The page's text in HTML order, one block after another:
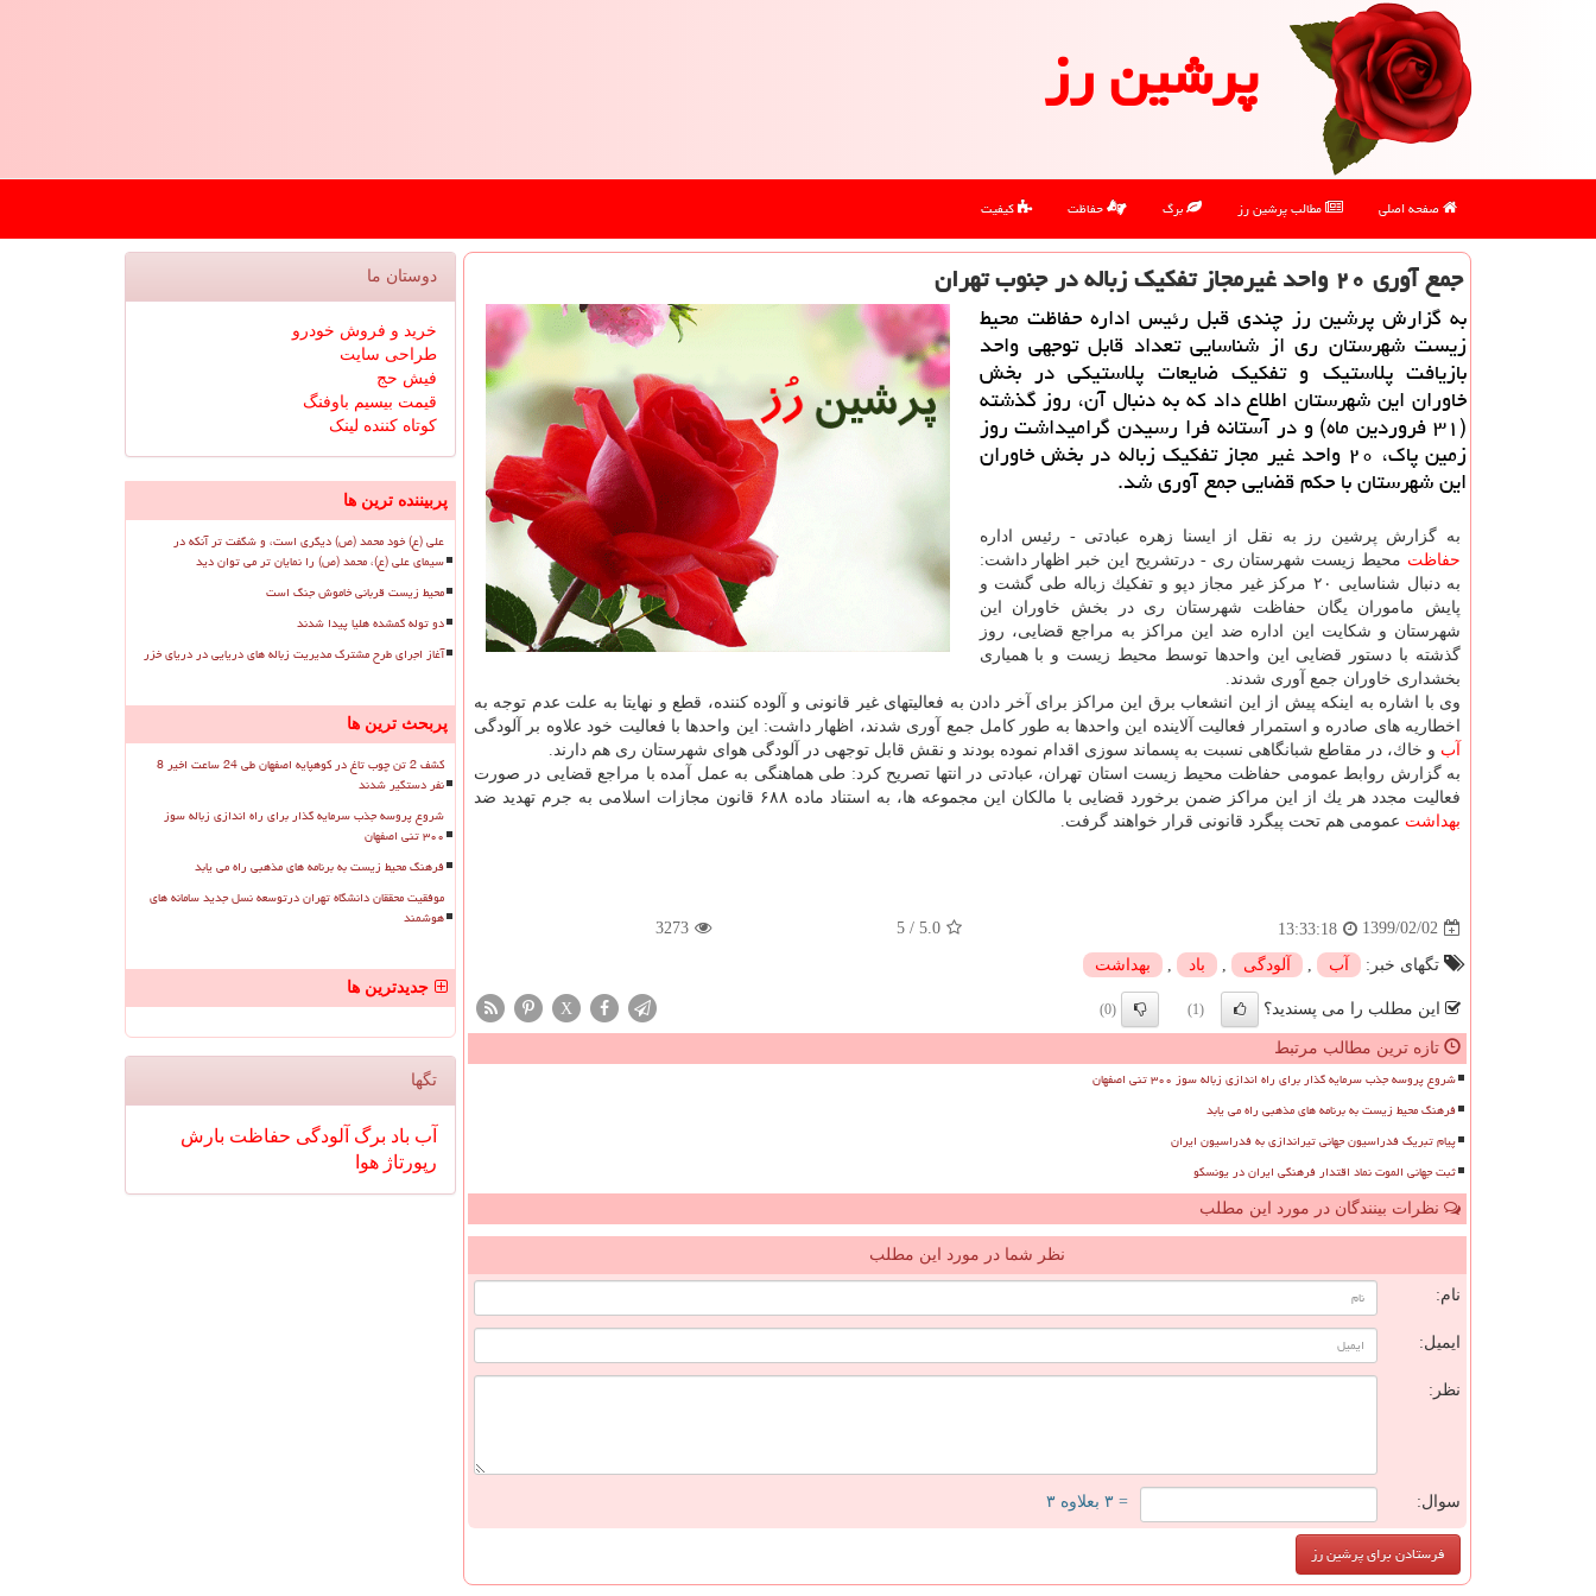
پرشین رز
صفحه اصلی مطالب پرشین رز برگ حفاظت کیفیت
جمع آوری ۲۰ واحد غیرمجاز تفكیك زباله در جنوب تهران
به گزارش پرشین رز چندی قبل رئیس اداره حفاظت محیط
زیست شهرستان ری از شناسایی تعداد قابل توجهی واحد
بازیافت پلاستیك و تفكیك ضایعات پلاستیكی در بخش
خاوران این شهرستان اطلاع داد كه به دنبال آن، روز گذشته
(۳۱ فروردین ماه) و در آستانه فرا رسیدن گرامیداشت روز
زمین پاك، ۲۰ واحد غیر مجاز تفكیك زباله در بخش خاوران
این شهرستان با حكم قضایی جمع آوری شد.
به گزارش پرشین رز به نقل از ایسنا زهره عبادتی - رئیس اداره
حفاظت محیط زیست شهرستان ری - درتشریح این خبر اظهار داشت:
به دنبال شناسایی ۲۰ مركز غیر مجاز دپو و تفكیك زباله طی گشت و
پایش ماموران یگان حفاظت شهرستان ری در بخش خاوران این
شهرستان و شكایت این اداره ضد این مراكز به مراجع قضایی، روز
گذشته با دستور قضایی این واحدها توسط محیط زیست و با همیاری
بخشداری خاوران جمع آوری شدند.
وی با اشاره به اینكه پیش از این انشعاب برق این مراكز برای آخر دادن به فعالیتهای غیر قانونی و آلوده كننده، قطع و نهایتا به علت عدم توجه به
اخطاریه های صادره و استمرار فعالیت آلاینده این واحدها به طور كامل جمع آوری شدند، اظهار داشت: این واحدها با فعالیت خود علاوه بر آلودگی
آب و خاك، در مقاطع شبانگاهی نسبت به پسماند سوزی اقدام نموده بودند و نقش قابل توجهی در آلودگی هوای شهرستان ری هم دارند.
به گزارش روابط عمومی حفاظت محیط زیست استان تهران، عبادتی در انتها تصریح كرد: طی هماهنگی به عمل آمده با مراجع قضایی در صورت
فعالیت مجدد هر یك از این مراكز ضمن برخورد قضایی با مالكان این مجموعه ها، به استناد ماده ۶۸۸ قانون مجازات اسلامی به جرم تهدید ضد
بهداشت عمومی هم تحت پیگرد قانونی قرار خواهند گرفت.
1399/02/02
13:33:18
5.0
/
5
3273
تگهای خبر: آب آلودگی باد بهداشت
این مطلب را می پسندید؟ (1)
(0)
X
تازه ترین مطالب مرتبط
شروع پروسه جذب سرمایه گذار برای راه اندازی زباله سوز ۳۰۰ تنی اصفهان
فرهنگ محیط زیست به برنامه های مذهبی راه می یابد
پیام تبریک فدراسیون جهانی تیراندازی به فدراسیون ایران
ثبت جهانی الموت نماد اقتدار فرهنگی ایران در یونسکو
نظرات بینندگان در مورد این مطلب
نظر شما در مورد این مطلب
نام:
ایمیل:
نظر:
سوال: = ۳ بعلاوه ۳
دوستان ما
خرید و فروش خودرو
طراحی سایت
فیش حج
قیمت بیسیم باوفنگ
کوتاه کننده لینک
پربیننده ترین ها
علی (ع) خود محمد (ص) دیگری است، و شگفت تر آنکه در
سیمای علی (ع)، محمد (ص) را نمایان تر می توان دید
محیط زیست قربانی خاموش جنگ است
دو توله گمشده هلیا پیدا شدند
آغاز اجرای طرح مشترک مدیریت زباله های دریایی در دریای خزر
پربحث ترین ها
کشف 2 تن چوب تاغ در کوهپایه اصفهان طی 24 ساعت اخیر 8
نفر دستگیر شدند
شروع پروسه جذب سرمایه گذار برای راه اندازی زباله سوز
۳۰۰ تنی اصفهان
فرهنگ محیط زیست به برنامه های مذهبی راه می یابد
موفقیت محققان دانشگاه تهران درتوسعه نسل جدید سامانه های
هوشمند
جدیدترین ها
تگها
آب باد برگ آلودگی حفاظت بارش
رپورتاژ هوا